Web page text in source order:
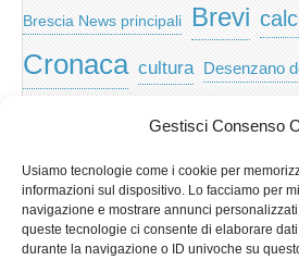
Gestisci Consenso
Usiamo tecnologie come i cookie per
informazioni sul dispositivo. Lo facciamo per
navigazione e mostrare annunci
queste tecnologie ci consente di elaborare
durante la navigazione o ID univoche su
Brescia News principali Brevi
Cronaca cultura Desenzano
lago di garda Musica
Notizie dal Garda
Notizie Lombardia